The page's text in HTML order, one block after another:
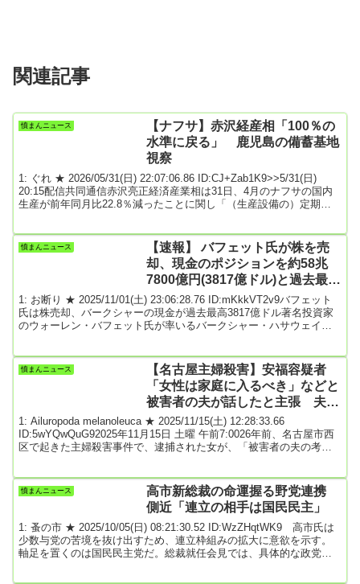
関連記事
憤まんニュース
【ナフサ】赤沢経産相「100％の
水準に戻る」 鹿児島の備蓄基地
視察
1: ぐれ ★ 2026/05/31(日) 22:07:06.86 ID:CJ+Zab1K9>>5/31(日)
20:15配信共同通信赤沢亮正経済産業相は31日、4月のナフサの国内
生産が前年同月比22.8％減ったことに関し「（生産設備の）定期修
鹿児島市のENEOS（エネオス）喜入基地を視察後、記者団に述べ
た。同時に「国民が不安を持たなきゃいけないような状況が生じて
憤まんニュース
【速報】 バフェット氏が株を売
却、現金のポジションを約58兆
7800億円(3817億ドル)と過去最高
に、バークシャ―
1: お断り ★ 2025/11/01(土) 23:06:28.76 ID:mKkkVT2v9バフェット
氏は株売却、バークシャーの現金が過去最高3817億ドル著名投資家
のウォーレン・バフェット氏が率いるバークシャー・ハサウェイで
エネルギー、製造業など幅広い事業を抱える複合企業であることか
ら、その業績は米経済全体の健全性を測る指標としても注目されて
憤まんニュース
【名古屋主婦殺害】安福容疑者
「女性は家庭に入るべき」などと
被害者の夫が話したと主張 夫は
反論「心当たりない…デタラメで
は」
1: Ailuropoda melanoleuca ★ 2025/11/15(土) 12:28:33.66
ID:5wYQwQuG92025年11月15日 土曜 午前7:0026年前、名古屋市西
区で起きた主婦殺害事件で、逮捕された女が、「被害者の夫の考え
高羽奈美子さん(当時32)を殺害した疑いで逮捕されました。高羽さん
の夫・悟さんにバレンタインチョコを渡したこともあ...
憤まんニュース
高市新総裁の命運握る野党連携
側近「連立の相手は国民民主」
1: 蚤の市 ★ 2025/10/05(日) 08:21:30.52 ID:WzZHqtWK9 高市氏は
少数与党の苦境を抜け出すため、連立枠組みの拡大に意欲を示す。
軸足を置くのは国民民主党だ。総裁就任会見では、具体的な政党名